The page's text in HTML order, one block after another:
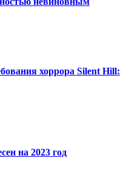
хоррора Silent Hill:
на 2023 год